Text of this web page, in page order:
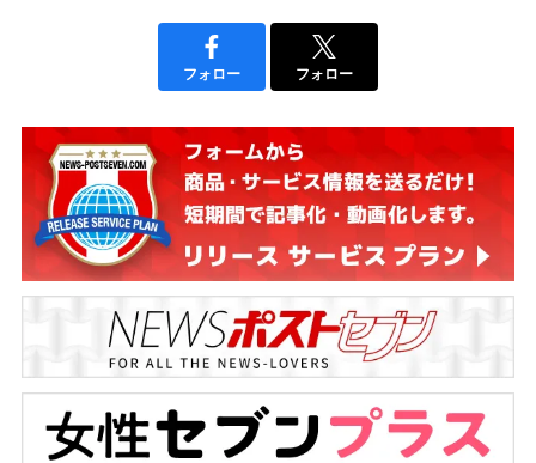
フォロー フォロー